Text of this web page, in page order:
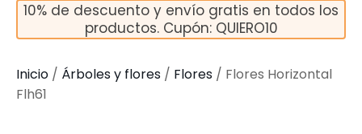
10% de descuento y envío gratis en todos los
productos. Cupón: QUIERO10
Inicio / Árboles y flores / Flores / Flores Horizontal
Flh61